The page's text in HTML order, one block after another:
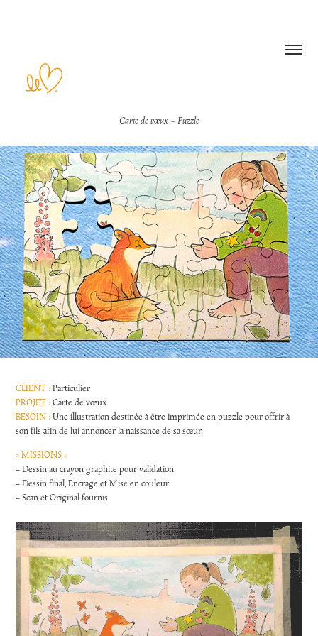
Carte de vœux - Puzzle
CLIENT :Particulier
PROJET :Carte de vœux
BESOIN :Une illustration destinée à être imprimée en puzzle pour offrir à
son fils afin de lui annoncer la naissance de sa sœur.
> MISSIONS :
- Dessin au crayon graphite pour validation
- Dessin final, Encrage et Mise en couleur
- Scan et Original fournis